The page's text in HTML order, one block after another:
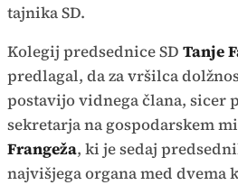
tajnika SD.
Kolegij predsednice SD Tanje
predlagal, da za vršilca
postavijo vidnega člana, sicer
sekretarja na gospodarskem
Frangeža, ki je sedaj
najvišjega organa med dvema